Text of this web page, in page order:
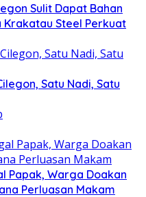
Sulit Dapat Bahan
Krakatau Steel Perkuat
Satu Nadi, Satu
Papak, Warga Doakan
Perluasan Makam